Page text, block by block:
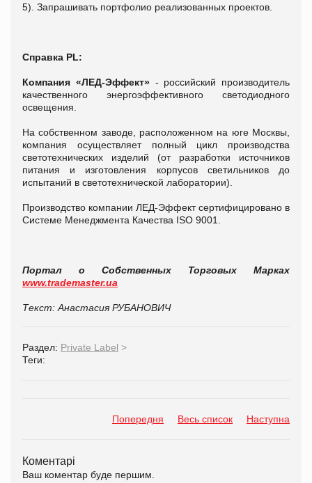
5). Запрашивать портфолио реализованных проектов.
Справка PL:
Компания «ЛЕД-Эффект»- российский производитель
качественного энергоэффективного светодиодного
освещения.
На собственном заводе, расположенном на юге Москвы,
компания осуществляет полный цикл производства
светотехнических изделий (от разработки источников
питания и изготовления корпусов светильников до
испытаний в светотехнической лаборатории).
Производство компании ЛЕД-Эффект сертифицировано в
Системе Менеджмента Качества ISO 9001.
Портал о Собственных Торговых Марках
www.trademaster.ua
Текст: Анастасия РУБАНОВИЧ
Раздел: Private Label >
Теги:
Попередня Весь список Наступна
Коментарі
Ваш коментар буде першим.